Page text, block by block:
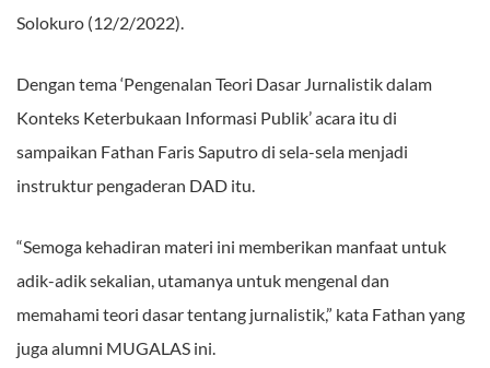
Solokuro (12/2/2022).
Dengan tema ‘Pengenalan Teori Dasar Jurnalistik dalam
Konteks Keterbukaan Informasi Publik’ acara itu di
sampaikan Fathan Faris Saputro di sela-sela menjadi
instruktur pengaderan DAD itu.
“Semoga kehadiran materi ini memberikan manfaat untuk
adik-adik sekalian, utamanya untuk mengenal dan
memahami teori dasar tentang jurnalistik,” kata Fathan yang
juga alumni MUGALAS ini.